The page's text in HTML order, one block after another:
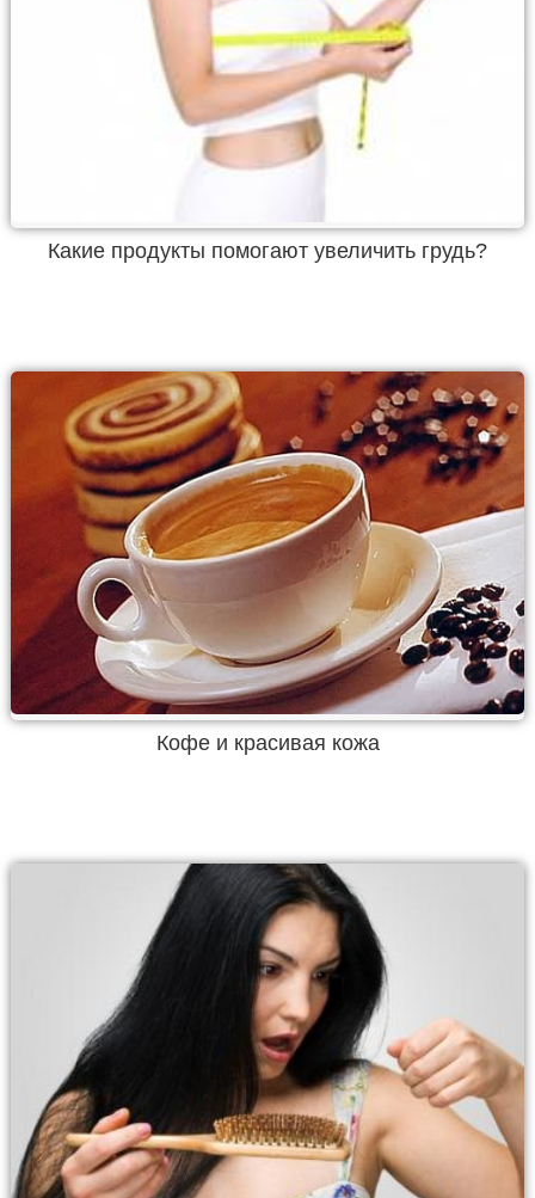
Какие продукты помогают увеличить грудь?
Кофе и красивая кожа